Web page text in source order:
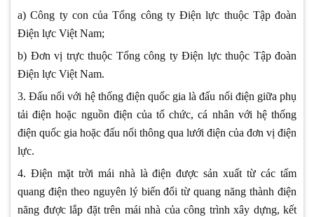
a) Công ty con của Tổng công ty Điện lực thuộc Tập đoàn
Điện lực Việt Nam;
b) Đơn vị trực thuộc Tổng công ty Điện lực thuộc Tập đoàn
Điện lực Việt Nam.
3. Đấu nối với hệ thống điện quốc gia là đấu nối điện giữa phụ
tải điện hoặc nguồn điện của tổ chức, cá nhân với hệ thống
điện quốc gia hoặc đấu nối thông qua lưới điện của đơn vị điện
lực.
4. Điện mặt trời mái nhà là điện được sản xuất từ các tấm
quang điện theo nguyên lý biến đổi từ quang năng thành điện
năng được lắp đặt trên mái nhà của công trình xây dựng, kết